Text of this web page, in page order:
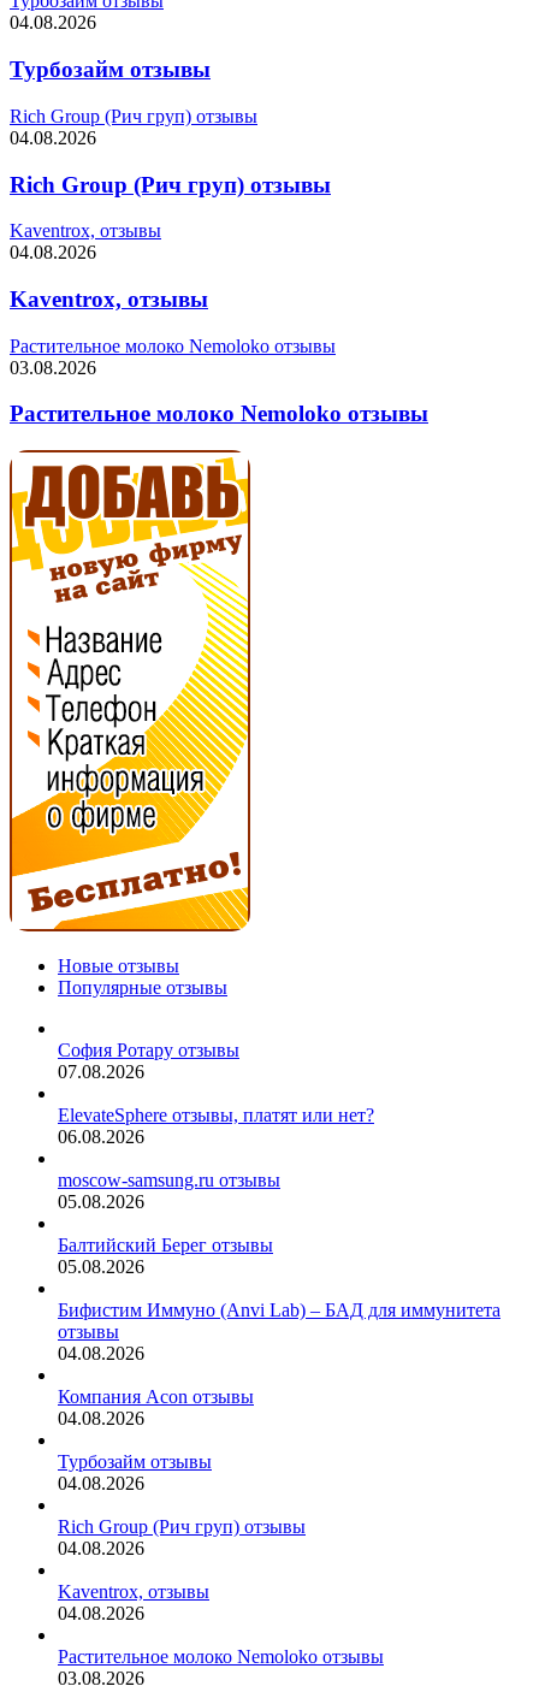
04.08.2026
Турбозайм отзывы
Rich Group (Рич груп) отзывы
04.08.2026
Rich Group (Рич груп) отзывы
Kaventrox, отзывы
04.08.2026
Kaventrox, отзывы
Растительное молоко Nemoloko отзывы
03.08.2026
Растительное молоко Nemoloko отзывы
Новые отзывы
Популярные отзывы
София Ротару отзывы
07.08.2026
ElevateSphere отзывы, платят или нет?
06.08.2026
moscow-samsung.ru отзывы
05.08.2026
Балтийский Берег отзывы
05.08.2026
Бифистим Иммуно (Anvi Lab) – БАД для иммунитета
отзывы
04.08.2026
Компания Acon отзывы
04.08.2026
Турбозайм отзывы
04.08.2026
Rich Group (Рич груп) отзывы
04.08.2026
Kaventrox, отзывы
04.08.2026
Растительное молоко Nemoloko отзывы
03.08.2026